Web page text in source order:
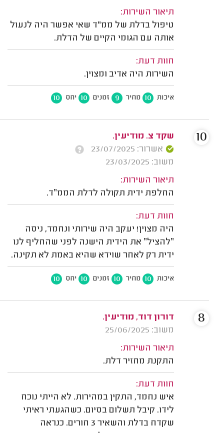
תיאור השירות:
טיפול בדלת של ממ"ד שאי אפשר היה לנעול
אותה עם הגומי הקיים של הדלת.
חוות דעת:
השירות היה אדיב ומצוין.
איכות 10 מחיר 9 זמנים 10 יחס 10
שקד צ. מודיעין.
אשרור: 23/07/2025
משוב: 23/03/2025
תיאור השירות:
החלפת ידית תקולה לדלת הממ״ד.
חוות דעת:
היה מצוין! יעקב היה שירותי ונחמד, ניסה
״להציל״ את הידית הישנה לפני שהחליף לנו
ידית רק לאחר שוידא שהיא באמת לא תקינה.
איכות 10 מחיר 10 זמנים 10 יחס 10
10
דורון דוד, מודיעין.
משוב: 25/06/2025
תיאור השירות:
התקנת מחזיר דלת.
חוות דעת:
איש נחמד, התקין במהירות. לא הייתי נוכח
לידו. קיבל תשלום בסיום. כשהגעתי ראיתי
שקדח בדלת והשאיר 3 חורים. כנראה
8